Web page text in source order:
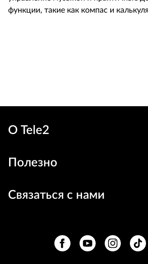
функции, такие как компас и
О Tele2
Полезно
Связаться с нами